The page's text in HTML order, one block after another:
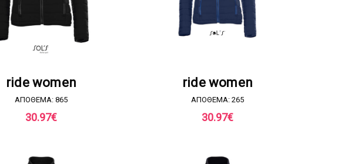
ΖΗΤΗΣΤΕ ΠΡΟΣΦΟΡΑ
ride women
ΑΠΟΘΕΜΑ: 865
30.97€
ΖΗΤΗΣΤΕ ΠΡΟΣΦΟΡΑ
ride women
ΑΠΟΘΕΜΑ: 265
30.97€